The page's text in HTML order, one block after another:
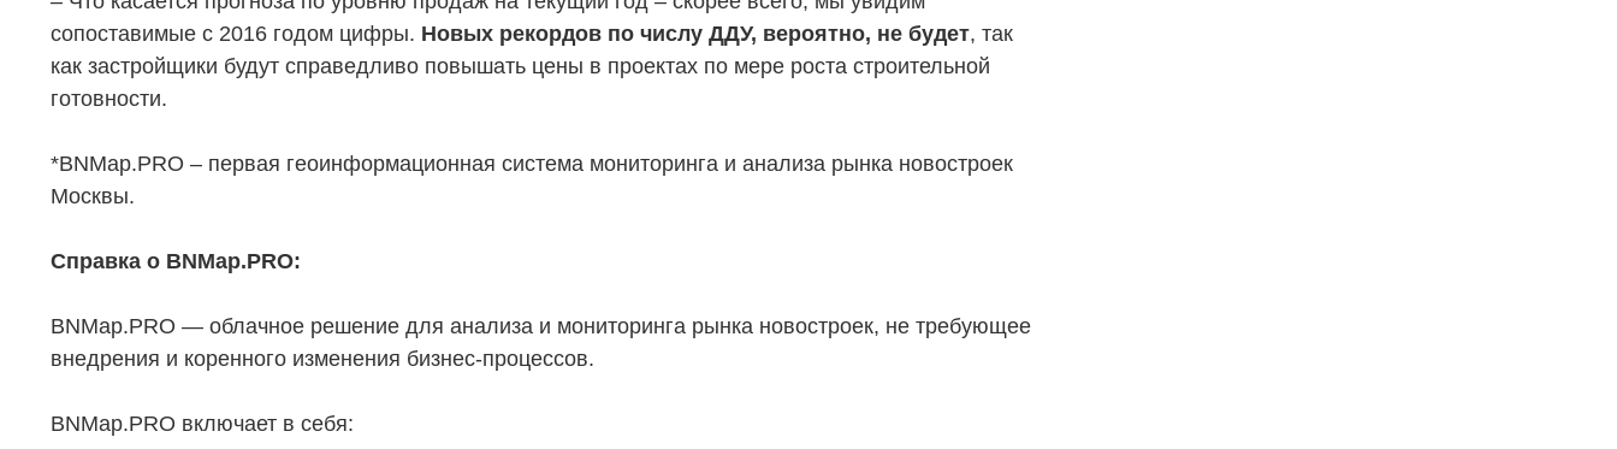
сопоставимые с 2016 годом цифры. Новых рекордов по числу ДДУ, вероятно, не будет, так
как застройщики будут справедливо повышать цены в проектах по мере роста строительной
готовности.
*BNMap.PRO – первая геоинформационная система мониторинга и анализа рынка новостроек
Москвы.
Справка о BNMap.PRO:
BNMap.PRO — облачное решение для анализа и мониторинга рынка новостроек, не требующее
внедрения и коренного изменения бизнес-процессов.
BNMap.PRO включает в себя: